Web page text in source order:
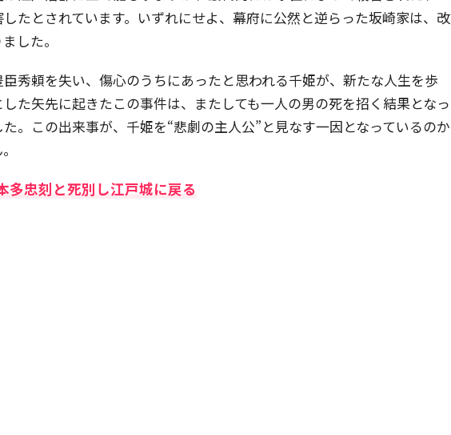
たとされています。いずれにせよ、幕府に公然と逆らった坂崎家は、改
した。
秀頼を失い、傷心のうちにあったと思われる千姫が、新たな人生を歩
た矢先に起きたこの事件は、またしても一人の男の死を招く結果となっ
。この出来事が、千姫を“悲劇の主人公”と見なす一因となっているのか
多忠刻と死別し江戸城に戻る